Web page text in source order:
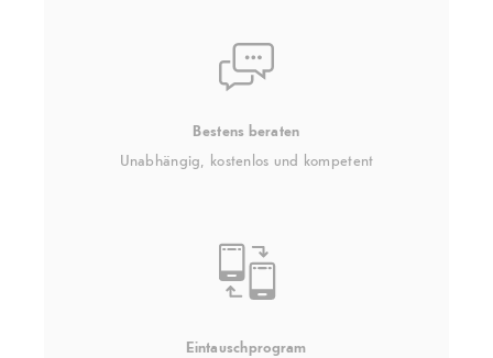
Bestens beraten
Unabhängig, kostenlos und kompetent
Eintauschprogram